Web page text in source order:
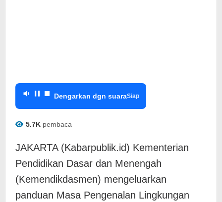
Dengarkan dgn suaraSiap
5.7K pembaca
JAKARTA (Kabarpublik.id) Kementerian
Pendidikan Dasar dan Menengah
(Kemendikdasmen) mengeluarkan
panduan Masa Pengenalan Lingkungan